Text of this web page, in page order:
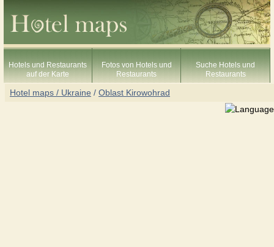
Hotels und Restaurants
auf der Karte
Fotos von Hotels und
Restaurants
Suche Hotels und
Restaurants
Hotel maps / Ukraine / Oblast Kirowohrad